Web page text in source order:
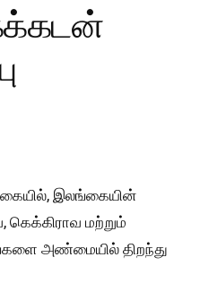
இலங்கையின்
கெக்கிராவ மற்றும்
அண்மையில் திறந்து